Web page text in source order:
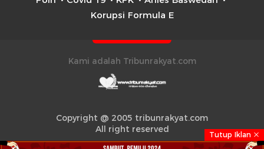
Korupsi Formula E
Kami adalah Tribunrakyat.com
Copyright @ 2005 tribunrakyat.com
All right reserved
Tutup Iklan